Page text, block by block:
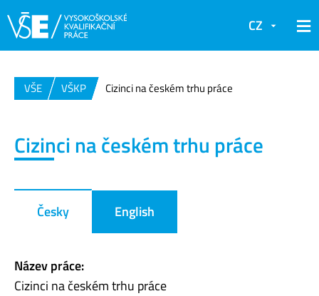
CZ
VŠE VŠKP Cizinci na českém trhu práce
Cizinci na českém trhu práce
Česky English
Název práce:
Cizinci na českém trhu práce